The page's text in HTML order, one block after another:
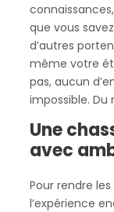
que vous
d’autres
même votre
pas, aucun
impossible. Du
Une
avec
Pour rendre
l’expérience